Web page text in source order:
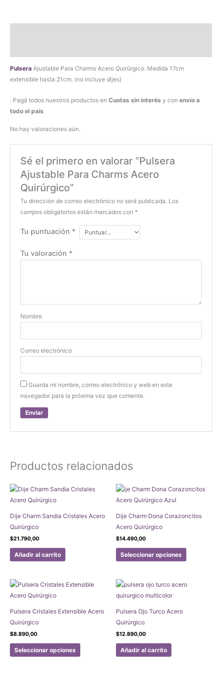
Quirúrgico
Pulsera Ajustable Para Charms Acero Quirúrgico. Medida 17cm
extensible hasta 21cm. (no incluye dijes)
. Pagá todos nuestros productos en Cuotas sin interés y con envío a
todo el país
No hay valoraciones aún.
Sé el primero en valorar “Pulsera
Ajustable Para Charms Acero
Quirúrgico”
Tu dirección de correo electrónico no será publicada. Los
campos obligatorios están marcados con *
Tu puntuación *
Tu valoración *
Nombre
Correo electrónico
Guarda mi nombre, correo electrónico y web en este
navegador para la próxima vez que comente.
Productos relacionados
Dije Charm Sandia Cristales Acero
Quirúrgico
$21.790,00
Añadir al carrito
Dije Charm Dona Corazoncitos
Acero Quirúrgico
$14.490,00
Seleccionar opciones
Este
producto
múltiples
Pulsera Cristales Extensible Acero
Quirúrgico
$8.890,00
Seleccionar opciones
Este
producto
Pulsera Ojo Turco Acero
Quirúrgico
$12.890,00
Añadir al carrito